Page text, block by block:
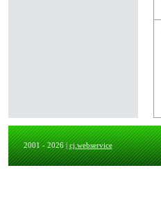
2001 - 2026 |cj.webservice